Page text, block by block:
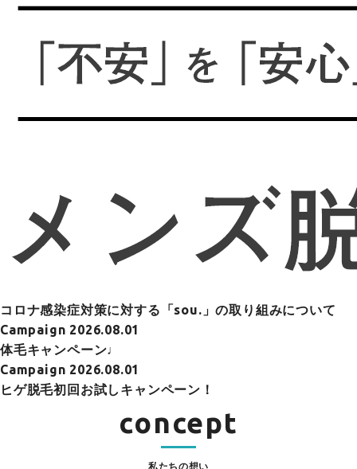
コロナ感染症対策に対する「sou.」の取り組みについて
Campaign 2026.08.01
体毛キャンペーン♩
Campaign 2026.08.01
ヒゲ脱毛初回お試しキャンペーン！
concept
私たちの想い